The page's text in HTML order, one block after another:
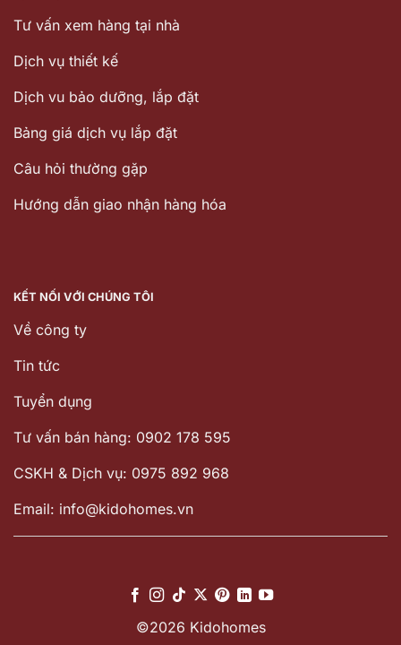
Tư vấn xem hàng tại nhà
Dịch vụ thiết kế
Dịch vu bảo dưỡng, lắp đặt
Bảng giá dịch vụ lắp đặt
Câu hỏi thường gặp
Hướng dẫn giao nhận hàng hóa
KẾT NỐI VỚI CHÚNG TÔI
Về công ty
Tin tức
Tuyển dụng
Tư vấn bán hàng: 0902 178 595
CSKH & Dịch vụ: 0975 892 968
Email: info@kidohomes.vn
©2026 Kidohomes